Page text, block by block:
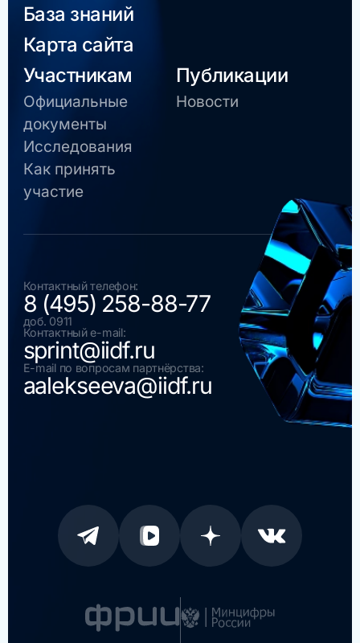
База знаний
Карта сайта
Участникам
Официальные
документы
Исследования
Как принять
участие
Публикации
Новости
Контактный телефон:
8 (495) 258-88-77
доб. 0911
Контактный e-mail:
sprint@iidf.ru
E-mail по вопросам партнёрства:
aalekseeva@iidf.ru